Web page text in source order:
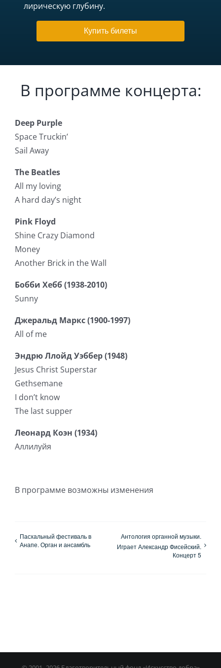
лирическую глубину.
Купить билеты
В программе концерта:
Deep Purple
Space Truckin’
Sail Away
The Beatles
All my loving
A hard day’s night
Pink Floyd
Shine Crazy Diamond
Money
Another Brick in the Wall
Бобби Хебб (1938-2010)
Sunny
Джеральд Маркс (1900-1997)
All of me
Эндрю Ллойд Уэббер (1948)
Jesus Christ Superstar
Gethsemane
I don’t know
The last supper
Леонард Коэн (1934)
Аллилуйя
В программе возможны изменения
Пасхальный фестиваль в
Анапе. Орган и ансамбль
Антология органной музыки.
Играет Александр Фисейский.
Концерт 5